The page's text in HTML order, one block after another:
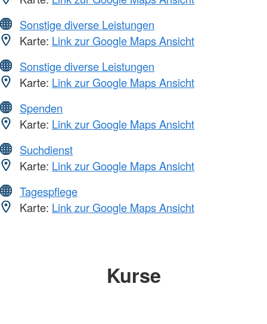
Sonstige diverse Leistungen
Karte: Link zur Google Maps Ansicht
Sonstige diverse Leistungen
Karte: Link zur Google Maps Ansicht
Spenden
Karte: Link zur Google Maps Ansicht
Suchdienst
Karte: Link zur Google Maps Ansicht
Tagespflege
Karte: Link zur Google Maps Ansicht
Kurse